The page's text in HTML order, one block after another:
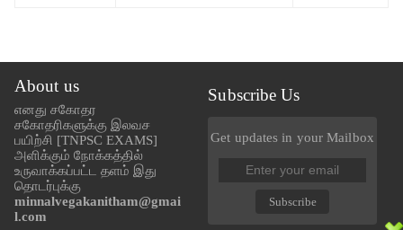
About us
எனது சகோதர
சகோதரிகளுக்கு இலவச
பயிற்சி [TNPSC EXAMS]
அளிக்கும் நோக்கத்தில்
உருவாக்கப்பட்ட தளம் இது
தொடர்புக்கு
minnalvegakanitham@gmai
l.com
Subscribe Us
Get updates in your Mailbox
Subscribe